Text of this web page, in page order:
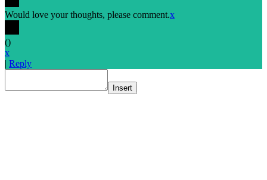
Would love your thoughts, please comment.x
()
x
| Reply
Insert